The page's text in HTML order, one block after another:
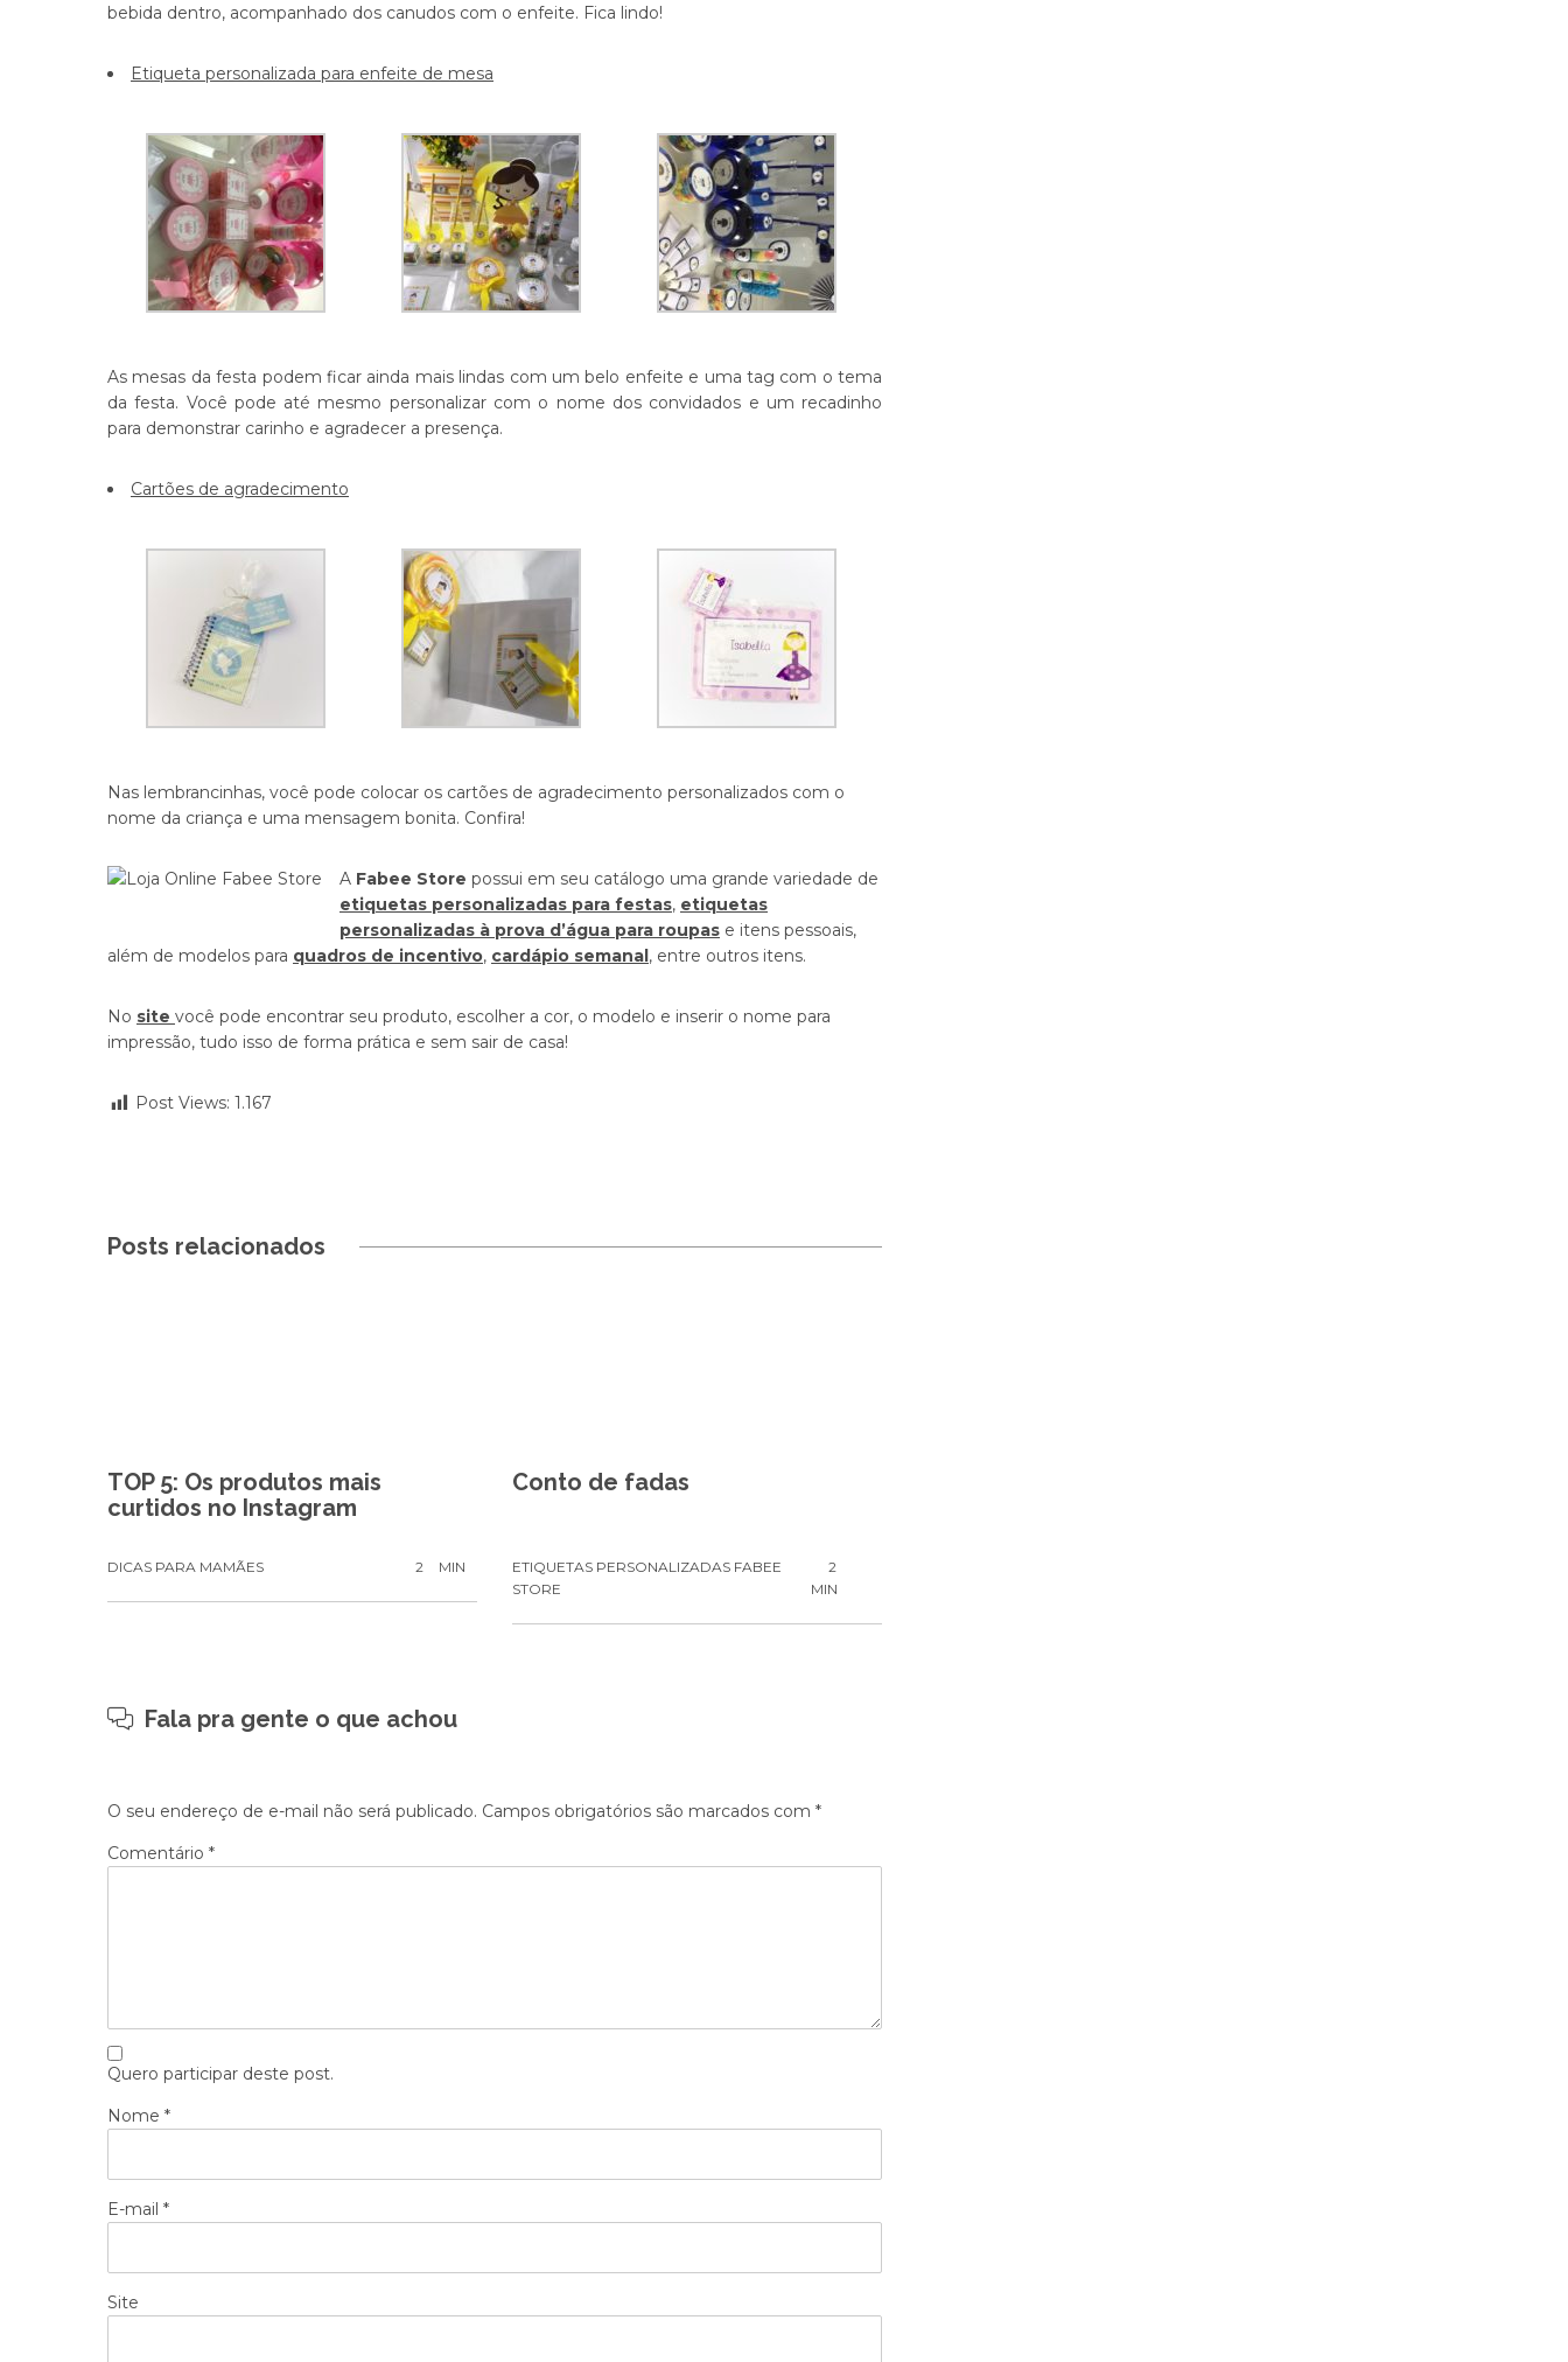
bebida dentro, acompanhado dos canudos com o enfeite. Fica lindo!
Etiqueta personalizada para enfeite de mesa
As mesas da festa podem ficar ainda mais lindas com um belo enfeite e uma tag com o tema
da festa. Você pode até mesmo personalizar com o nome dos convidados e um recadinho
para demonstrar carinho e agradecer a presença.
Cartões de agradecimento
Nas lembrancinhas, você pode colocar os cartões de agradecimento personalizados com o
nome da criança e uma mensagem bonita. Confira!
A Fabee Store possui em seu catálogo uma grande variedade de
etiquetas personalizadas para festas, etiquetas
personalizadas à prova d’água para roupas e itens pessoais,
além de modelos para quadros de incentivo, cardápio semanal , entre outros itens.
No site você pode encontrar seu produto, escolher a cor, o modelo e inserir o nome para
impressão, tudo isso de forma prática e sem sair de casa!
Post Views: 1.167
Posts relacionados
TOP 5: Os produtos mais
curtidos no Instagram
DICAS PARA MAMÃES 2 MIN
Conto de fadas
ETIQUETAS PERSONALIZADAS FABEE
STORE
2
MIN
Fala pra gente o que achou
O seu endereço de e-mail não será publicado. Campos obrigatórios são marcados com *
Comentário *
Quero participar deste post.
Nome *
E-mail *
Site